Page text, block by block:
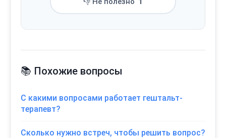
📚 Похожие вопросы
С какими вопросами работает гештальт-
терапевт?
Сколько нужно встреч, чтобы решить вопрос?